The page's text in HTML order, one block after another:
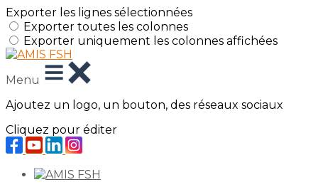
Exporter les lignes sélectionnées
Exporter toutes les colonnes
Exporter uniquement les colonnes affichées
Menu
Ajoutez un logo, un bouton, des réseaux sociaux
Cliquez pour éditer